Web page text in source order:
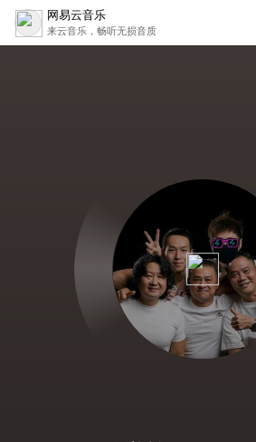
网易云音乐
来云音乐，畅听无损音质